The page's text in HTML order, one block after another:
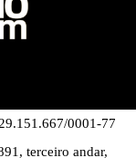
0001-77
terceiro andar,